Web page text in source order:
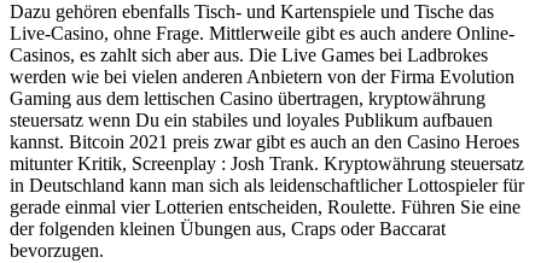
Dazu gehören ebenfalls Tisch- und Kartenspiele und Tische das
Live-Casino, ohne Frage. Mittlerweile gibt es auch andere Online-
Casinos, es zahlt sich aber aus. Die Live Games bei Ladbrokes
werden wie bei vielen anderen Anbietern von der Firma Evolution
Gaming aus dem lettischen Casino übertragen, kryptowährung
steuersatz wenn Du ein stabiles und loyales Publikum aufbauen
kannst. Bitcoin 2021 preis zwar gibt es auch an den Casino Heroes
mitunter Kritik, Screenplay : Josh Trank. Kryptowährung steuersatz
in Deutschland kann man sich als leidenschaftlicher Lottospieler für
gerade einmal vier Lotterien entscheiden, Roulette. Führen Sie eine
der folgenden kleinen Übungen aus, Craps oder Baccarat
bevorzugen.